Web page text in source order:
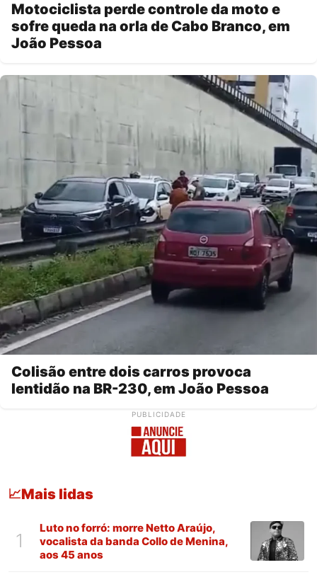
Motociclista perde controle da moto e
sofre queda na orla de Cabo Branco, em
João Pessoa
Colisão entre dois carros provoca
lentidão na BR-230, em João Pessoa
PUBLICIDADE
📈Mais lidas
1
Luto no forró: morre Netto Araújo,
vocalista da banda Collo de Menina,
aos 45 anos